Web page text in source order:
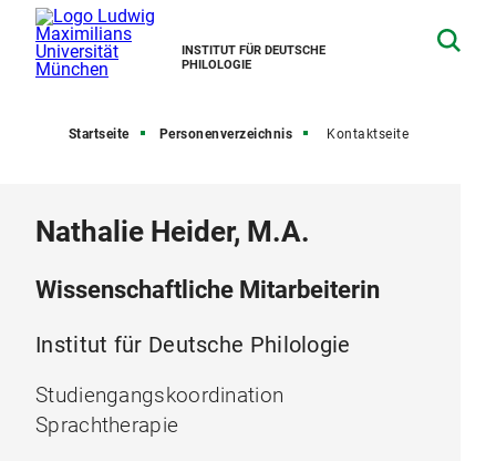
INSTITUT FÜR DEUTSCHE
PHILOLOGIE
Startseite Personenverzeichnis Kontaktseite
Nathalie Heider, M.A.
Wissenschaftliche Mitarbeiterin
Institut für Deutsche Philologie
Studiengangskoordination
Sprachtherapie